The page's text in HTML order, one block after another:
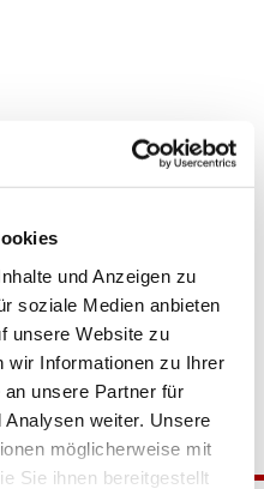
und Anzeigen zu
soziale Medien anbieten
unsere Website zu
wir Informationen zu Ihrer
unsere Partner für
weiter. Unsere
möglicherweise mit
Sie ihnen bereitgestellt